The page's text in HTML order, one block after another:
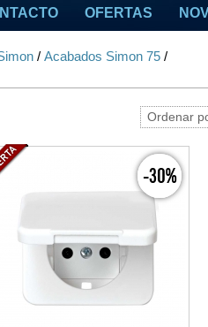
OFERTAS
/ Acabados Simon 75 /
-30%